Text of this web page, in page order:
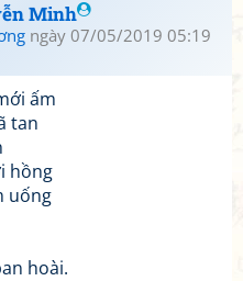
Minh
ngày 07/05/2019 05:19
ấm
tan
hồng
uống
hoài.